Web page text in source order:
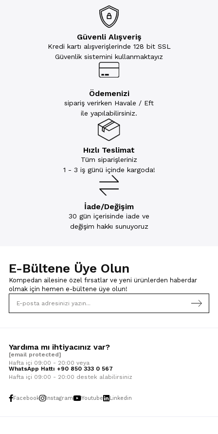
Güvenli Alışveriş
Kredi kartı alışverişlerinde 128 bit SSL
Güvenlik sistemini kullanmaktayız
Ödemenizi
sipariş verirken Havale / Eft
ile yapılabilirsiniz.
Hızlı Teslimat
Tüm siparişleriniz
1 - 3 iş günü içinde kargoda!
İade/Değişim
30 gün içerisinde iade ve
değişim hakkı sunuyoruz
E-Bültene Üye Olun
Kompedan ailesine özel fırsatlar ve yeni ürünlerden haberdar
olmak için hemen e-bültene üye olun!
Yardıma mı ihtiyacınız var?
[email protected]
Hafta içi 09:00 - 20:00 veya
WhatsApp Hattı +90 850 333 0 567
Hafta içi 09:00 - 20:00 destek alabilirsiniz
Facebook Instagram Youtube Linkedin